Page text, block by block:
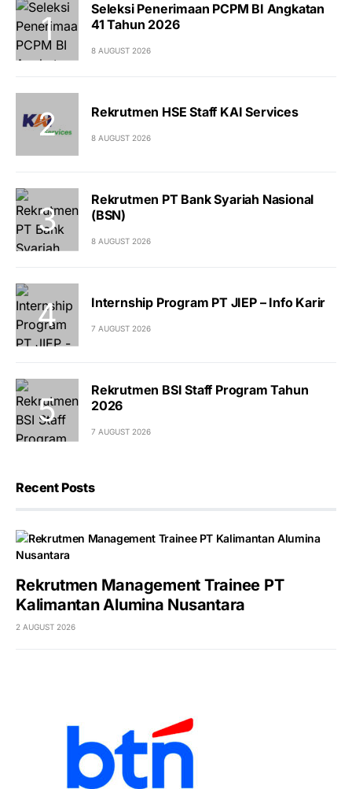
Seleksi Penerimaan PCPM BI Angkatan
41 Tahun 2026
8 AUGUST 2026
Rekrutmen HSE Staff KAI Services
8 AUGUST 2026
Rekrutmen PT Bank Syariah Nasional
(BSN)
8 AUGUST 2026
Internship Program PT JIEP – Info Karir
7 AUGUST 2026
Rekrutmen BSI Staff Program Tahun
2026
7 AUGUST 2026
Recent Posts
Rekrutmen Management Trainee PT
Kalimantan Alumina Nusantara
2 AUGUST 2026